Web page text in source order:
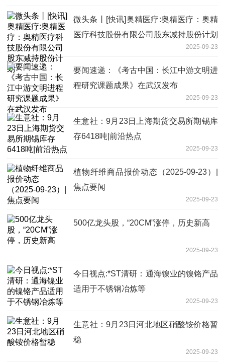
微头条丨[快讯]奥精医疗:奥精医疗：奥精
医疗科技股份有限公司股东减持股份计划
2025-09-23
要闻速递：《考古中国：长江中游文明进
程研究课题成果》在武汉发布
2025-09-23
生意社：9月23日上海期货交易所期锡库
存6418吨|前沿热点
2025-09-23
植物纤维商品报价动态（2025-09-23）|
焦点要闻
2025-09-23
500亿龙头股，“20CM”涨停，历史新高
2025-09-23
今日视点:*ST清研：通海镍业的镍铬产品
适用于不锈钢冶炼等
2025-09-23
生意社：9月23日河北地区硝酸铵价格暂
稳
2025-09-23